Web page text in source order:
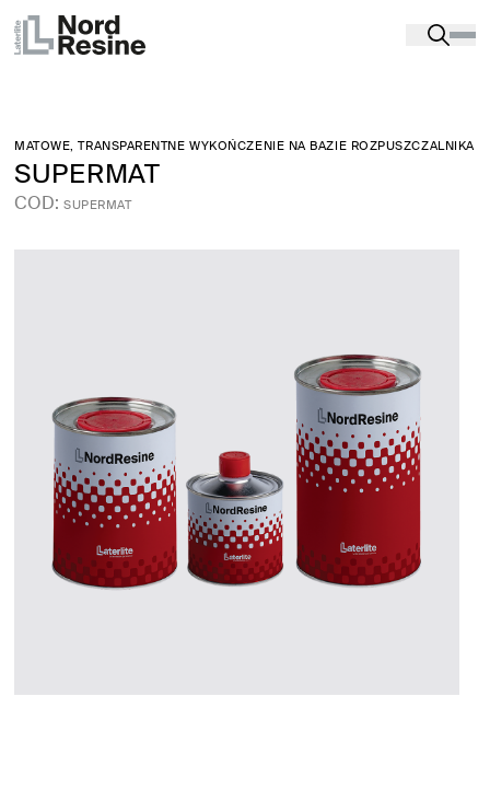
Produkty-Żywice do podłóg przemysłowych
CIENKOWARSTWOWA KOLOROWA POWŁOKA
OCHRONNA-SUPERMAT
MATOWE, TRANSPARENTNE WYKOŃCZENIE NA BAZIE ROZPUSZCZALNIKA
SUPERMAT
COD: SUPERMAT